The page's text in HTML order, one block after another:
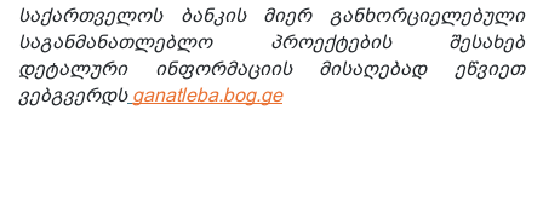
საქართველოს ბანკის მიერ განხორციელებული
საგანმანათლებლო პროექტების შესახებ
დეტალური ინფორმაციის მისაღებად ეწვიეთ
ვებგვერდსganatleba.bog.ge